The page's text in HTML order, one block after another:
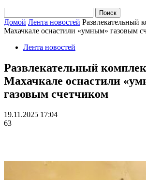
Домой Лента новостей Развлекательный
Махачкале оснастили «умным» газовым
Лента новостей
Развлекательный
Махачкале оснастили
газовым счетчиком
19.11.2025 17:04
63